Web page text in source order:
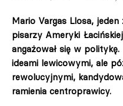
Mario Vargas Llosa,
pisarzy Ameryki
angażował się w
ideami lewicowymi, ale
rewolucyjnymi,
ramienia centroprawicy.